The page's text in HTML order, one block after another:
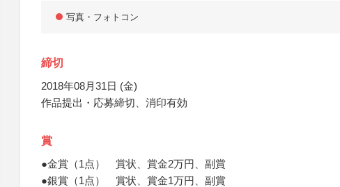
写真・フォトコン
締切
2018年08月31日 (金)
作品提出・応募締切、消印有効
賞
●金賞（1点） 賞状、賞金2万円、副賞
●銀賞（1点） 賞状、賞金1万円、副賞